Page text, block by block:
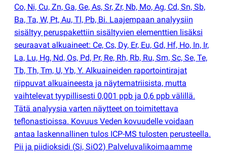
Co, Ni, Cu, Zn, Ga, Ge, As, Sr, Zr, Nb, Mo, Ag, Cd, Sn, Sb,
Ba, Ta, W, Pt, Au, Tl, Pb, Bi. Laajempaan analyysiin
sisältyy peruspakettiin sisältyvien elementtien lisäksi
seuraavat alkuaineet: Ce, Cs, Dy, Er, Eu, Gd, Hf, Ho, In, Ir,
La, Lu, Hg, Nd, Os, Pd, Pr, Re, Rh, Rb, Ru, Sm, Sc, Se, Te,
Tb, Th, Tm, U, Yb, Y. Alkuaineiden raportointirajat
riippuvat alkuaineesta ja näytematriisista, mutta
vaihtelevat tyypillisesti 0,001 ppb ja 0,6 ppb välillä.
Tätä analyysia varten näytteet on toimitettava
teflonastioissa. Kovuus Veden kovuudelle voidaan
antaa laskennallinen tulos ICP-MS tulosten perusteella.
Pii ja piidioksidi (Si, SiO2) Palveluvalikoimaamme